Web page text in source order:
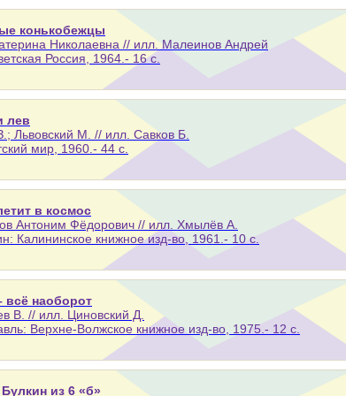
конькобежцы
Николаевна // илл. Малеинов Андрей
Россия, 1964.- 16 с.
лев
Львовский М. // илл. Савков Б.
мир, 1960.- 44 с.
в космос
Антоним Фёдорович // илл. Хмылёв А.
Калининское книжное изд-во, 1961.- 10 с.
всё наоборот
В. // илл. Циновский Д.
Верхне-Волжское книжное изд-во, 1975.- 12 с.
из 6 «б»